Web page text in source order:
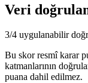
Veri
3/4 uygulanabilir
Bu skor resmî karar
katmanlarının
puana dahil edilmez.